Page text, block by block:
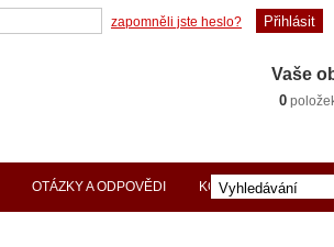
OTÁZKY A ODPOVĚDI KONTAKTY PRACE
zapomněli jste heslo?
Vaše
0